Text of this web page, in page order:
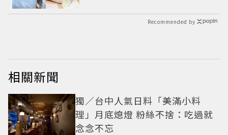
Recommended by
相關新聞
獨／台中人氣日料「美滿小料
理」月底熄燈 粉絲不捨：吃過就
念念不忘